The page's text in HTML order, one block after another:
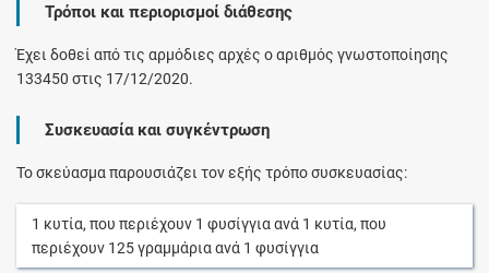
Τρόποι και περιορισμοί διάθεσης
Έχει δοθεί από τις αρμόδιες αρχές ο αριθμός γνωστοποίησης
133450 στις 17/12/2020.
Συσκευασία και συγκέντρωση
Το σκεύασμα παρουσιάζει τον εξής τρόπο συσκευασίας:
1 κυτία, που περιέχουν 1 φυσίγγιαανά 1 κυτία, που
περιέχουν 125γραμμάριαανά 1 φυσίγγια